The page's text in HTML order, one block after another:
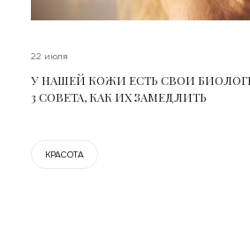
22 июля
У НАШЕЙ КОЖИ ЕСТЬ СВОИ
3 СОВЕТА, КАК ИХ ЗАМЕДЛИТЬ
КРАСОТА